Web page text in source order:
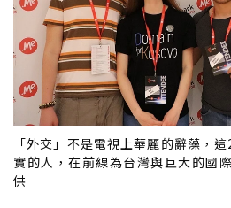
「外交」不是電視上華麗的辭藻，
實的人，在前線為台灣與巨大的國
供